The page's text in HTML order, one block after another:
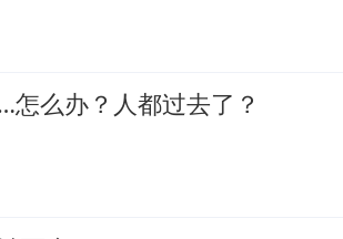
么办？人都过去了？